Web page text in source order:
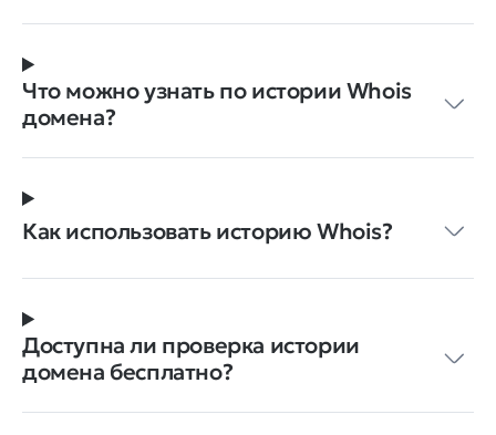
Что можно узнать по истории Whois
домена?
Как использовать историю Whois?
Доступна ли проверка истории
домена бесплатно?